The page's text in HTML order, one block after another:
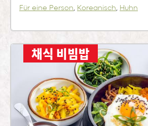
Für eine Person, Koreanisch, Huhn
채식 비빔밥